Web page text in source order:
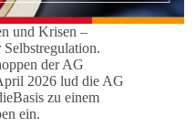
und Krisen –
der AG
2026 lud die AG
zu einem
ein.